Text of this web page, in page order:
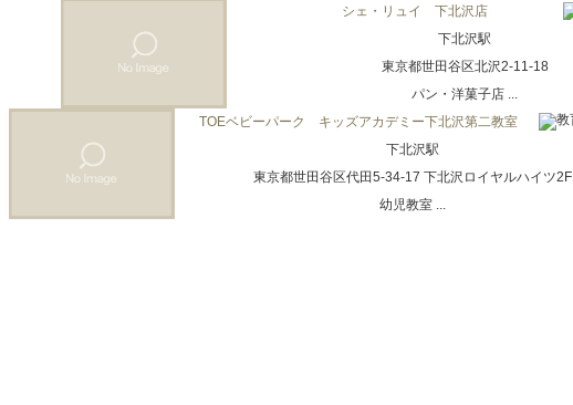
シェ・リュイ 下北沢店
下北沢駅
東京都世田谷区北沢2-11-18
パン・洋菓子店 ...
TOEベビーパーク キッズアカデミー下北沢第二教室
下北沢駅
東京都世田谷区代田5-34-17 下北沢ロイヤルハイツ2F
幼児教室 ...